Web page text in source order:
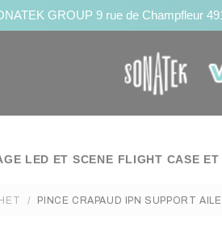
GROUP 9 rue de Champfleur
LED ET SCENE FLIGHT CASE ET
PINCE CRAPAUD IPN SUPPORT